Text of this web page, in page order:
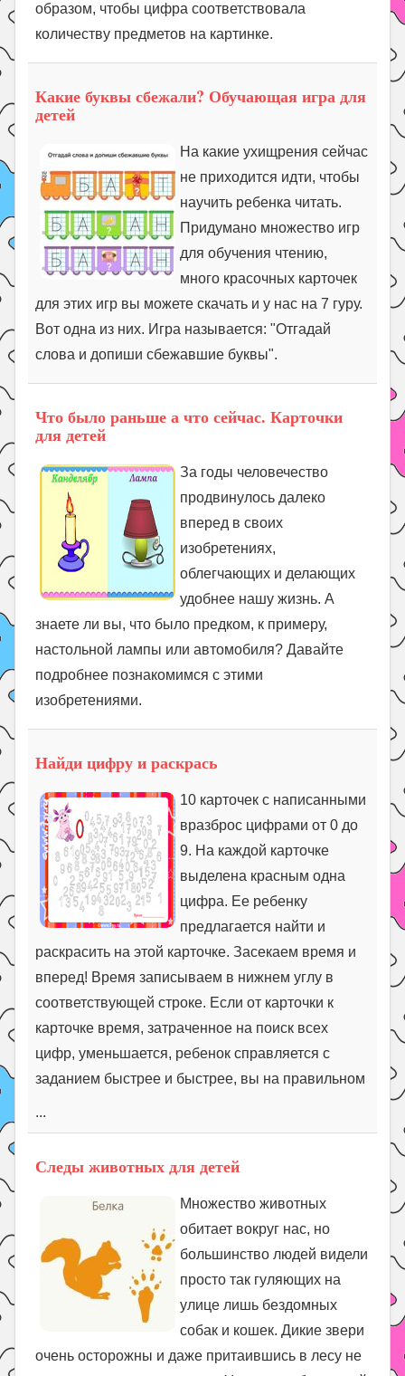
образом, чтобы цифра соответствовала
количеству предметов на картинке.
Какие буквы сбежали? Обучающая игра для
детей
На какие ухищрения сейчас
не приходится идти, чтобы
научить ребенка читать.
Придумано множество игр
для обучения чтению,
много красочных карточек
для этих игр вы можете скачать и у нас на 7 гуру.
Вот одна из них. Игра называется: "Отгадай
слова и допиши сбежавшие буквы".
Что было раньше а что сейчас. Карточки
для детей
За годы человечество
продвинулось далеко
вперед в своих
изобретениях,
облегчающих и делающих
удобнее нашу жизнь. А
знаете ли вы, что было предком, к примеру,
настольной лампы или автомобиля? Давайте
подробнее познакомимся с этими
изобретениями.
Найди цифру и раскрась
10 карточек с написанными
вразброс цифрами от 0 до
9. На каждой карточке
выделена красным одна
цифра. Ее ребенку
предлагается найти и
раскрасить на этой карточке. Засекаем время и
вперед! Время записываем в нижнем углу в
соответствующей строке. Если от карточки к
карточке время, затраченное на поиск всех
цифр, уменьшается, ребенок справляется с
заданием быстрее и быстрее, вы на правильном
...
Следы животных для детей
Множество животных
обитает вокруг нас, но
большинство людей видели
просто так гуляющих на
улице лишь бездомных
собак и кошек. Дикие звери
очень осторожны и даже притаившись в лесу не